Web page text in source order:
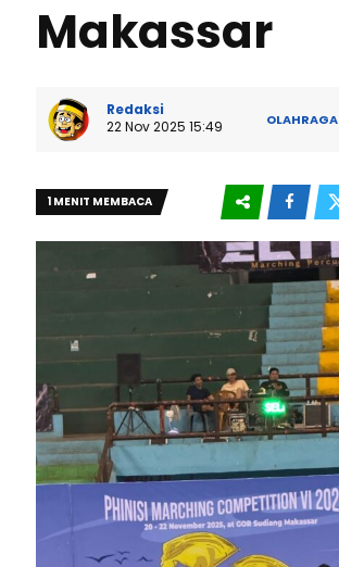
Makassar
Redaksi
22 Nov 2025 15:49
OLAHRAGA
1 MENIT MEMBACA